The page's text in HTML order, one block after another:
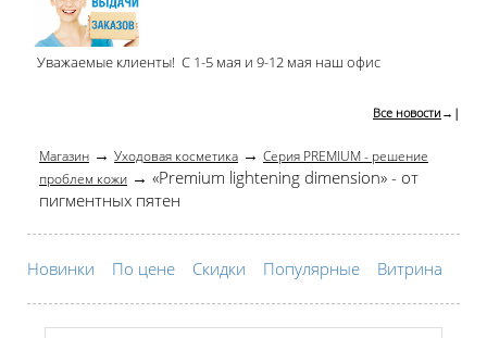
Уважаемые клиенты! С 1-5 мая и 9-12 мая наш офис
Все новости →|
Магазин → Уходовая косметика → Серия PREMIUM - решение
проблем кожи → «Premium lightening dimension» - от
пигментных пятен
Новинки По цене Скидки Популярные Витрина